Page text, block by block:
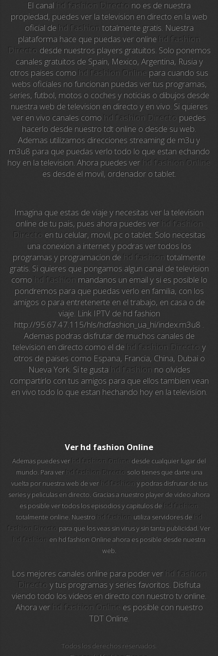
La Otra
TeleMadrid
Anime TV
Pakapaka
Azteca Trece
Azteca Cinema
Abu Dhabi TV
National Geographic
NFL Flow
Sky News
EuroSport
EuroSport 2
Viasat Sport
M20 Music
BBC World News
Telecinco
1 HD
13 max digital
13 tv
24 corren
24 krim
24 riga tv
24-7 los simpson
24-7 los simpson hd
24-7 tv chespirito
25 televisio
El canal hd fashion Directo no es de nuestra
propiedad, puedes ver la television en directo en la web
oficial de hd fashiontotalmente gratis. Nuestra
plataforma hace que puedas ver online hd fashion
Directo desde nuestros players gratuitos. Solo ponemos
canales gratuitos de Spain, Mexico, Argentina, Rusia y
otros paises como hd fashion Online para cuando sus
webs oficiales no funcionan puedas ver tus programas,
series, futbol, motos o coches y noticias o dibujos desde
nuestra web de television en directo y en vivo. Si quieres
ver en vivo canales como hd fashion Directo puedes
hacerlo desde nuestro tdt online o desde su web.
Ademas utilizamos direcciones streaming de m3u y
m3u8 para que puedas verlo todo lo que estan echando
hoy en la television. Ahora puedes verhd fashion Online
es desde el movil, ordenador o tablet.
Imagina que estas de viaje y necesitas ver la television
online de tu pais, pues ahora puedes ver hd fashion
Directo en tu celular, movil, pc o tablet. Solo necesitas
una conexion a internet y podras ver todos los
programas y programacion de hd fashiontotalmente
gratis. Si quieres que pongamos algun canal de television
como hd fashion mandanos un email y si es posible lo
pondremos para que puedas verlo en familia, con los
amigos o para entretenerte en el trabajo, en casa o de
viaje. Link IPTV de hd fashion
http://95.67.47.115/hls/hdfashion_ua_hi/index.m3u8 .
Ademas podras disfrutar de muchos canales de
television en directo como el de hd fashion Directo y
otros de paises como Espana, Francia, China, Dubai o
Nueva York. Si te gusta hd fashion no olvides
compartirlo con tus amigos para que ellos tambien vean
en vivo todo lo que estan hechando hoy en la television.
Ver hd fashion Online
Ademas puedes verhd fashion Online desde cualquier lugar del
mundo. Para ver hd fashion Directo solo tienes que darte una
vuelta por nuestra web de ver hd fashion y podras disfrutar de tus
series y peliculas en directo. Gracias a nuestro player de video ahora
es posible ver todos los episodios y capitulos de hd fashion
totalmente online. Nuestro hd fashion utiliza servidores de hd
fashion Directo para que los veas sin virus y sin tanta publicidad. Ver
hd fashion en hd fashion Online ahora es posible desde nuestra
web.
Los mejores canales online para poder verhd fashion
Directo y tus programas y series favoritos. Disfruta
viendo todo los videos en directo con nuestro tv online.
Ahora verhd fashion Online es posible con nuestro
TDT Online.
Todos los derechos reservados.